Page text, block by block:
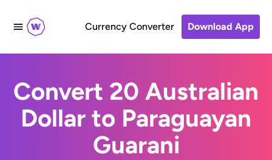
Currency Converter Download App
Convert 20 Australian
Dollar to Paraguayan
Guarani